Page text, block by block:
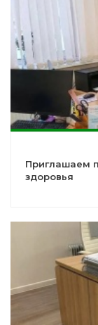
Приглашаем
здоровья